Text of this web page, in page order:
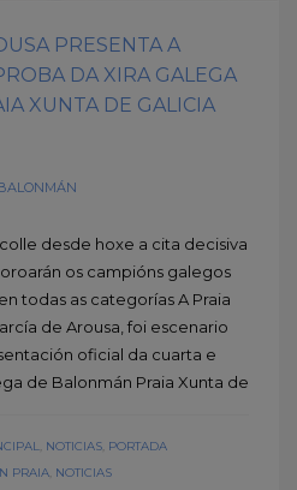
PRESENTA A
DA XIRA GALEGA
XUNTA DE GALICIA
desde hoxe a cita decisiva
os campións galegos
todas as categorías A Praia
de Arousa, foi escenario
oficial da cuarta e
de Balonmán Praia Xunta de
NOTICIAS PORTADA
PRAIA NOTICIAS